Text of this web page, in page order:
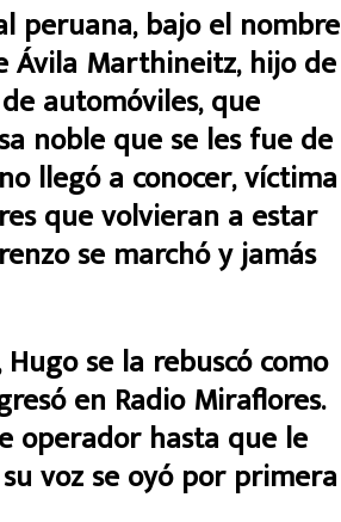
peruana, bajo el nombre
Ávila Marthineitz, hijo de
automóviles, que
noble que se les fue de
llegó a conocer, víctima
que volvieran a estar
se marchó y jamás
se la rebuscó como
en Radio Miraflores.
operador hasta que le
voz se oyó por primera